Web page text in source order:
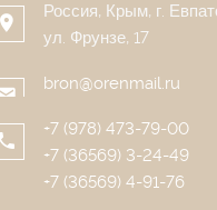
Россия, Крым, г.
ул. Фрунзе, 17
bron@orenmail.ru
+7 (978) 473-79-00
+7 (36569) 3-24-49
+7 (36569) 4-91-76